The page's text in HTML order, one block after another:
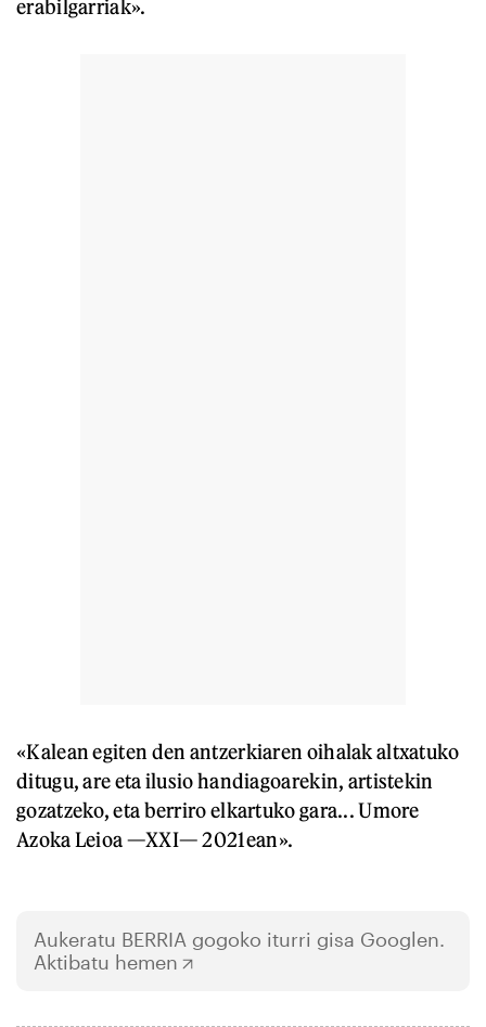
erabilgarriak».
«Kalean egiten den antzerkiaren oihalak altxatuko
ditugu, are eta ilusio handiagoarekin, artistekin
gozatzeko, eta berriro elkartuko gara... Umore
Azoka Leioa —XXI— 2021ean».
Aukeratu BERRIA gogoko iturri gisa Googlen.
Aktibatu hemen